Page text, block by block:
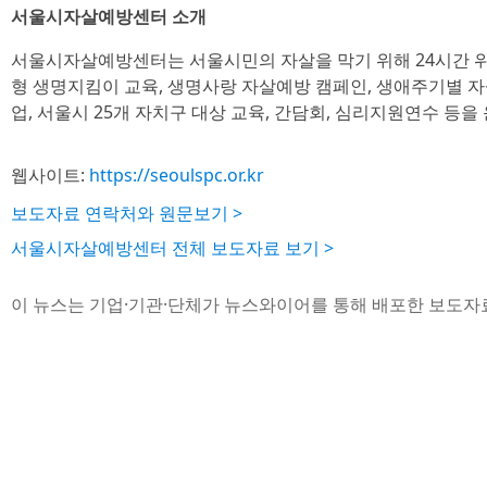
서울시자살예방센터 소개
서울시자살예방센터는 서울시민의 자살을 막기 위해 24시간
형 생명지킴이 교육, 생명사랑 자살예방 캠페인, 생애주기별
업, 서울시 25개 자치구 대상 교육, 간담회, 심리지원연수 등을
웹사이트: https://seoulspc.or.kr
보도자료 연락처와 원문보기 >
서울시자살예방센터 전체 보도자료 보기 >
이 뉴스는 기업·기관·단체가 뉴스와이어를 통해 배포한 보도